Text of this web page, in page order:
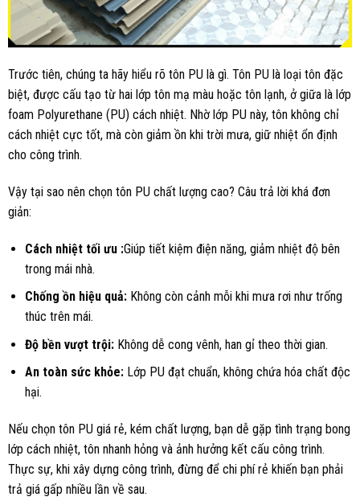
Trước tiên, chúng ta hãy hiểu rõ tôn PU là gì. Tôn PU là loại tôn đặc
biệt, được cấu tạo từ hai lớp tôn mạ màu hoặc tôn lạnh, ở giữa là lớp
foam Polyurethane (PU) cách nhiệt. Nhờ lớp PU này, tôn không chỉ
cách nhiệt cực tốt, mà còn giảm ồn khi trời mưa, giữ nhiệt ổn định
cho công trình.
Vậy tại sao nên chọn tôn PU chất lượng cao? Câu trả lời khá đơn
giản:
Cách nhiệt tối ưu :Giúp tiết kiệm điện năng, giảm nhiệt độ bên
trong mái nhà.
Chống ồn hiệu quả: Không còn cảnh mỗi khi mưa rơi như trống
thúc trên mái.
Độ bền vượt trội: Không dễ cong vênh, han gỉ theo thời gian.
An toàn sức khỏe: Lớp PU đạt chuẩn, không chứa hóa chất độc
hại.
Nếu chọn tôn PU giá rẻ, kém chất lượng, bạn dễ gặp tình trạng bong
lớp cách nhiệt, tôn nhanh hỏng và ảnh hưởng kết cấu công trình.
Thực sự, khi xây dựng công trình, đừng để chi phí rẻ khiến bạn phải
trả giá gấp nhiều lần về sau.